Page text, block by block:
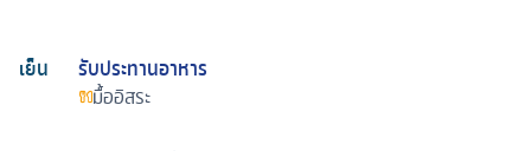
เย็น
รับประทานอาหาร
มื้ออิสระ